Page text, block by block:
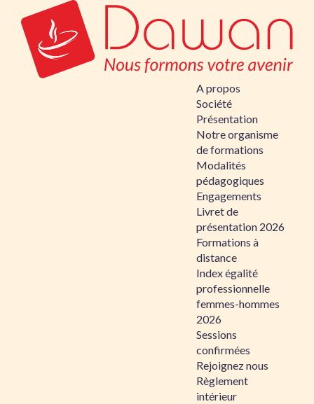
A propos
Société
Présentation
Notre organisme
de formations
Modalités
pédagogiques
Engagements
Livret de
présentation 2026
Formations à
distance
Index égalité
professionnelle
femmes-hommes
2026
Sessions
confirmées
Rejoignez nous
Règlement
intérieur